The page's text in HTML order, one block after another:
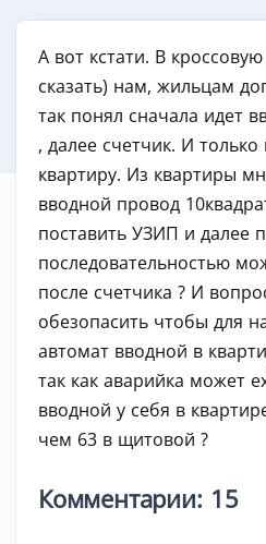
А вот кстати. В
сказать) нам, жильцам
так понял сначала идет
, далее счетчик. И
квартиру. Из квартиры
вводной провод
поставить УЗИП и далее
последовательностью
после счетчика ? И
обезопасить чтобы для
автомат вводной в
так как аварийка может
вводной у себя в
чем 63 в щитовой ?
Комментарии: 15